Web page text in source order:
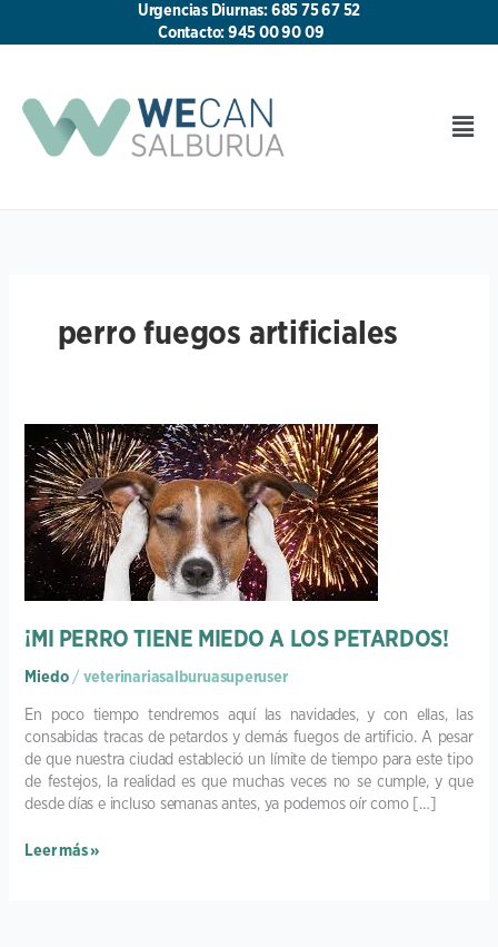
Urgencias Diurnas: 685 75 67 52
Contacto: 945 00 90 09
perro fuegos artificiales
¡MI PERRO TIENE MIEDO A LOS PETARDOS!
Miedo/ veterinariasalburuasuperuser
En poco tiempo tendremos aquí las navidades, y con ellas, las
consabidas tracas de petardos y demás fuegos de artificio. A pesar
de que nuestra ciudad estableció un límite de tiempo para este tipo
de festejos, la realidad es que muchas veces no se cumple, y que
desde días e incluso semanas antes, ya podemos oír como […]
PERRO
TIENE
MIEDO
A
LOS
PETARDOS!
Leer más »